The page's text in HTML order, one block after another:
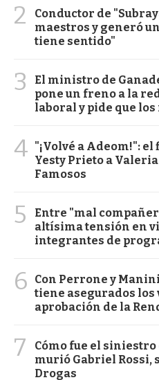
2
Conductor de
maestros y generó
tiene sentido"
3
El ministro de
pone un freno a la
laboral y pide que los
4 "¡Volvé a Adeom!":
Yesty Prieto a
Famosos
5
Entre "mal
altísima tensión en
integrantes de
6
Con Perrone y
tiene asegurados los
aprobación de la
7
Cómo fue el
murió Gabriel Rossi,
Drogas